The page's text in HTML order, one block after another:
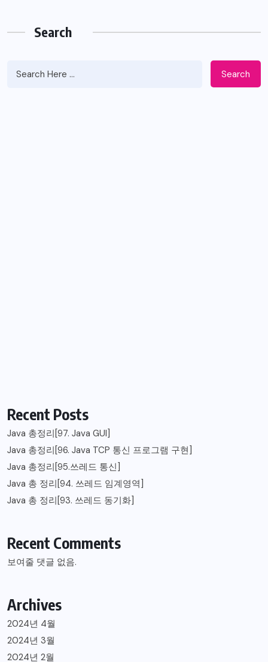
Search
Search
Recent Posts
Java 총정리[97. Java GUI]
Java 총정리[96. Java TCP 통신 프로그램 구현]
Java 총정리[95.쓰레드 통신]
Java 총 정리[94. 쓰레드 임계영역]
Java 총 정리[93. 쓰레드 동기화]
Recent Comments
보여줄 댓글 없음.
Archives
2024년 4월
2024년 3월
2024년 2월